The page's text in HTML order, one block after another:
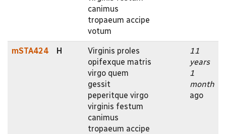
canimus
tropaeum accipe
votum
mSTA424 H
Virginis proles
opifexque matris
virgo quem
gessit
peperitque virgo
virginis festum
canimus
tropaeum accipe
11
years
1
month
ago